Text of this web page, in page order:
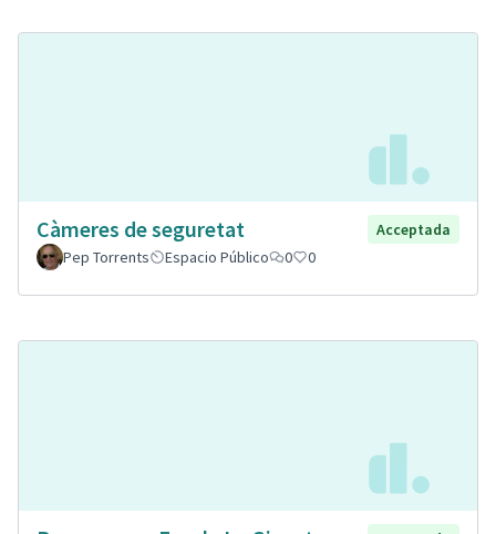
Càmeres de seguretat
Acceptada
Pep Torrents
Espacio Público 0 0